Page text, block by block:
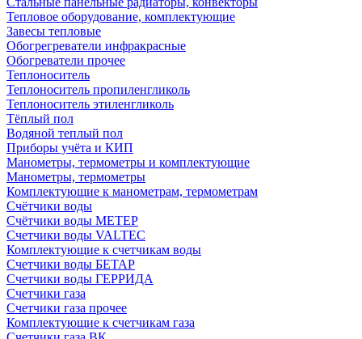
Тепловое оборудование, комплектующие
Завесы тепловые
Обогрегреватели инфракрасные
Обогреватели прочее
Теплоноситель
Теплоноситель пропиленгликоль
Теплоноситель этиленгликоль
Тёплый пол
Водяной теплый пол
Приборы учёта и КИП
Манометры, термометры и комплектующие
Манометры, термометры
Комплектующие к манометрам, термометрам
Счётчики воды
Счётчики воды МЕТЕР
Счетчики воды VALTEC
Комплектующие к счетчикам воды
Счетчики воды БЕТАР
Счетчики воды ГЕРРИДА
Счетчики газа
Счетчики газа прочее
Комплектующие к счетчикам газа